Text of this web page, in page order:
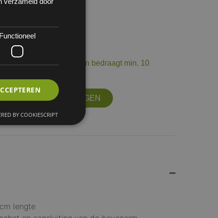
De levertermijn bedraagt min. 10
OFFERTE AANVRAGEN
lengte
Functioneel
BY COOKIESCRIPT